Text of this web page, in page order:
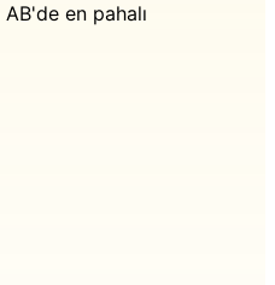
AB'de en pahalı